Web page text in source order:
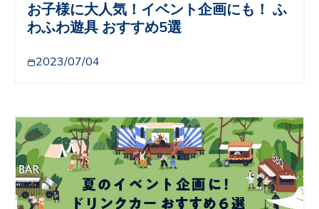
お子様に大人気！イベント企画にも！ ふ
わふわ遊具 おすすめ5選
2023/07/04